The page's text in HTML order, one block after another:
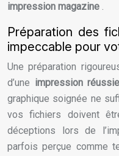
impression magazine .
Préparation des
impeccable pour
Une préparation
d’une impression
graphique soignée ne
vos fichiers doivent
déceptions lors de
parfois perçue comme